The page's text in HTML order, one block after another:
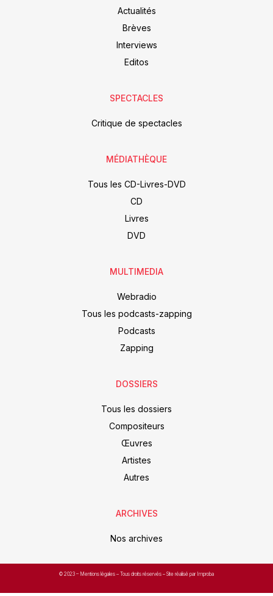
Actualités
Brèves
Interviews
Editos
SPECTACLES
Critique de spectacles
MÉDIATHÈQUE
Tous les CD-Livres-DVD
CD
Livres
DVD
MULTIMEDIA
Webradio
Tous les podcasts-zapping
Podcasts
Zapping
DOSSIERS
Tous les dossiers
Compositeurs
Œuvres
Artistes
Autres
ARCHIVES
Nos archives
© 2023 – Mentions légales – Tous droits réservés – Site réalisé par Improba